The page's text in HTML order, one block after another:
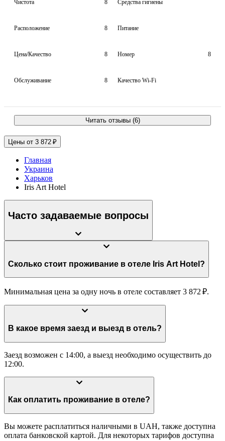
Чистота 8 Средства гигиены
Расположение 8 Питание
Цена/Качество 8 Номер 8
Обслуживание 8 Качество Wi-Fi
Читать отзывы (6)
Цены от 3 872 ₽
Главная
Украина
Харьков
Iris Art Hotel
Часто задаваемые вопросы
Сколько стоит проживание в отеле Iris Art Hotel?
Минимальная цена за одну ночь в отеле составляет 3 872 ₽.
В какое время заезд и выезд в отель?
Заезд возможен с 14:00, а выезд необходимо осуществить до
12:00.
Как оплатить проживание в отеле?
Вы можете расплатиться наличными в UAH, также доступна
оплата банковской картой. Для некоторых тарифов доступна